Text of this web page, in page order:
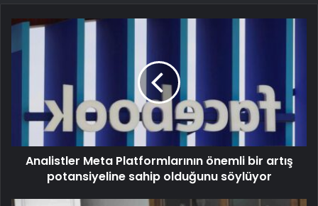
Analistler Meta Platformlarının önemli bir artış
potansiyeline sahip olduğunu söylüyor